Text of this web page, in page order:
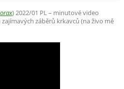
) 2022/01 PL – minutové video
záběrů krkavců (na živo mě